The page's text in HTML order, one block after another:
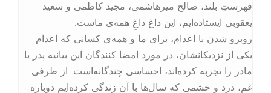
فهرستِ بلند، صالح میرهاشمی، مجید کاظمی و سعید
یعقوبی ایستاده‌ایم، این داغ داغِ همه‌ی ماست.
روبرو شدن با اعدام، برای ما و همه‌ی کسانی که اعدام
یکی از نزدیکانشان، در مورد امضا کنندگان این بیانیه پدر یا
مادر را تجربه کرده‌اند، احساسی چند‌گانه‌است. از طرفی
غم، درد و خشمی که سال‌ها با آن زندگی کرده‌ایم دوباره